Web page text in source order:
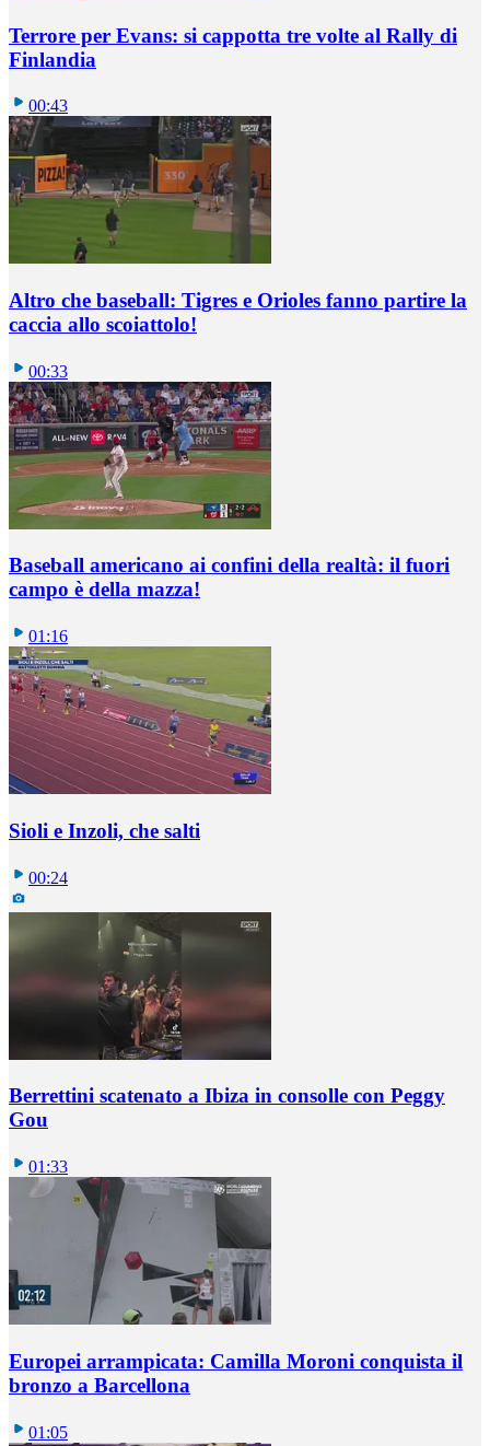
Terrore per Evans: si cappotta tre volte al Rally di
Finlandia
00:43
Altro che baseball: Tigres e Orioles fanno partire la
caccia allo scoiattolo!
00:33
Baseball americano ai confini della realtà: il fuori
campo è della mazza!
01:16
Sioli e Inzoli, che salti
00:24
Berrettini scatenato a Ibiza in consolle con Peggy
Gou
01:33
Europei arrampicata: Camilla Moroni conquista il
bronzo a Barcellona
01:05